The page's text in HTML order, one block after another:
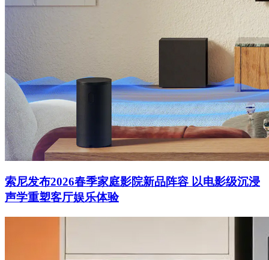
索尼发布2026春季家庭影院新品阵容 以电影级沉浸
声学重塑客厅娱乐体验